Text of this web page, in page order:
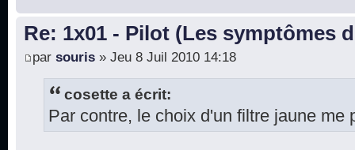
Re: 1x01 - Pilot (Les symptômes
par souris » Jeu 8 Juil 2010 14:18
cosette a écrit:
Par contre, le choix d'un filtre jaune me